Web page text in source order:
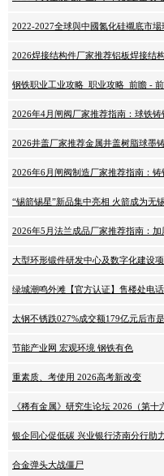
2022-2027全球與中國氮化硅襯底市
2026焊接结构件厂家推荐铝板焊接结
钢铁职业工业攻略_职业攻略_前瞻 -
2026年4月闸阀厂家推荐指南：球铁
2026井盖厂家推荐金属井盖树脂球墨
2026年6月闸阀制造厂家推荐指南：
“锡箭锡星”新品集中亮相 火箭成为无
2026年5月法兰成品厂家推荐指南：
大型环形锻件研发中心及数字化建设
绿城潮鸣外滩【官方认证】售楼处电
太钢不锈跌027%成交额179亿元后市
节能产业网 宏观环境 钢铁有色
重素质、考使用 2026高考新改变
《稀有金属》研究生论坛 2026（第
银企同心促低碳 兴业银行济南分行助
合金弹头大战僵尸